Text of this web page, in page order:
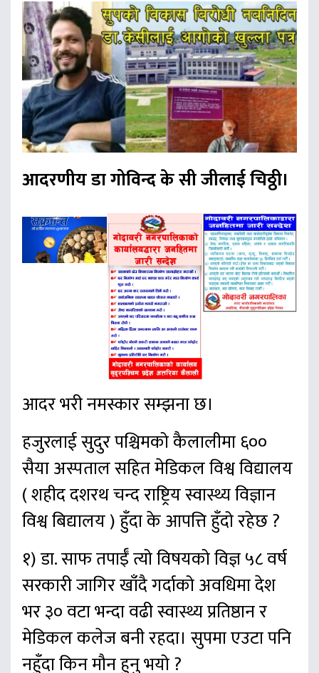
आदरणीय डा गोविन्द के सी जीलाई चिठ्ठी।
आदर भरी नमस्कार सम्झना छ।
हजुरलाई सुदुर पश्चिमको कैलालीमा ६००
सैया अस्पताल सहित मेडिकल विश्व विद्यालय
( शहीद दशरथ चन्द राष्ट्रिय स्वास्थ्य विज्ञान
विश्व बिद्यालय ) हुँदा के आपत्ति हुँदो रहेछ ?
१) डा. साफ तपाईँ त्यो विषयको विज्ञ ५८ वर्ष
सरकारी जागिर खाँदै गर्दाको अवधिमा देश
भर ३० वटा भन्दा वढी स्वास्थ्य प्रतिष्ठान र
मेडिकल कलेज बनी रहदा। सुपमा एउटा पनि
नहुँदा किन मौन हुनु भयो ?